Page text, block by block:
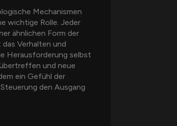
Mechanismen
wichtige Rolle. Jeder
ähnlichen Form der
Verhalten und
Herausforderung selbst
und neue
ein Gefühl der
den Ausgang